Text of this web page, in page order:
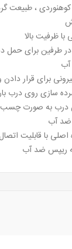
کوهنوردی ، طبیعت
ظرفیت بالا
در طرفین برای حمل
آب
برای قرار دادن
سازی روی درب
درب به صورت
ضد آب
با قابلیت
ریپس ضد آب